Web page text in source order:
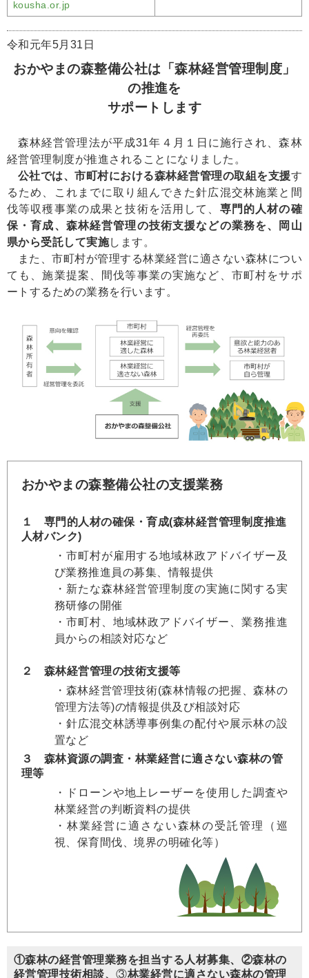
kousha.or.jp
令和元年5月31日
おかやまの森整備公社は「森林経営管理制度」
の推進を
サポートします
森林経営管理法が平成31年４月１日に施行され、森林
経営管理制度が推進されることになりました。
公社では、市町村における森林経営管理の取組を支援す
るため、これまでに取り組んできた針広混交林施業と間
伐等収穫事業の成果と技術を活用して、 専門的人材の確
保・育成、森林経営管理の技術支援などの業務を、岡山
県から受託して実施します。
また、市町村が管理する林業経営に適さない森林につい
ても、施業提案、間伐等事業の実施など、市町村をサポ
ートするための業務を行います。
おかやまの森整備公社の支援業務
１ 専門的人材の確保・育成(森林経営管理制度推進
人材バンク)
・市町村が雇用する地域林政アドバイザー及
び業務推進員の募集、情報提供
・新たな森林経営管理制度の実施に関する実
務研修の開催
・市町村、地域林政アドバイザー、業務推進
員からの相談対応など
２ 森林経営管理の技術支援等
・森林経営管理技術(森林情報の把握、森林の
管理方法等)の情報提供及び相談対応
・針広混交林誘導事例集の配付や展示林の設
置など
３ 森林資源の調査・林業経営に適さない森林の管
理等
・ドローンや地上レーザーを使用した調査や
林業経営の判断資料の提供
・林業経営に適さない森林の受託管理（巡
視、保育間伐、境界の明確化等）
①森林の経営管理業務を担当する人材募集、②森林の
経営管理技術相談、③林業経営に適さない森林の管理